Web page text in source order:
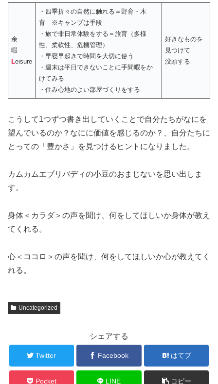
余
暇
Leisure
・四季折々の自然に触れる＝野育・木
育 ※キャンプは手段
・旅で非日常体験をする＝旅育（多様
性、柔軟性、危機管理）
・早寝早起きで時間を大切に使う
・週末は平日できないことに手間暇をか
けてみる
・住み心地のよい部屋づくりをする
好きなものを
見つけて
没頭する
こうして1つずつ書き出していくことで自分たちがなにを
望んでいるのか？なにに価値を感じるのか？、自分たちに
とっての「豊かさ」を見つけるヒントになりました。
カムカムエブリバディの小豆のおまじないを思い出しま
す。
身体＜カラダ＞の声を聞け、何をしてほしいか身体が教え
てくれる。
心＜ココロ＞の声を聞け、何をしてほしいか心が教えてく
れる。
Uncategorized
シェアする
Twitter Facebook はてブ
Pocket LINE コピー